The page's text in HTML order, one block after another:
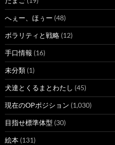
へぇー、ほぅー (48)
ボラリティと戦略 (12)
手口情報 (16)
未分類 (1)
犬達とくるまとわたし (45)
現在のOPポジション (1,030)
目指せ標準体型 (30)
絵本 (131)